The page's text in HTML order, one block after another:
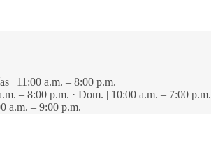
| 11:00 a.m. – 8:00 p.m.
– 8:00 p.m. · Dom. | 10:00 a.m. – 7:00 p.m.
a.m. – 9:00 p.m.